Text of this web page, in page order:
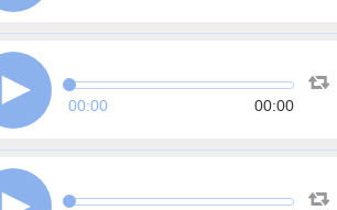
00:00 00:00